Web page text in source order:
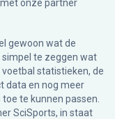
onze partner
gewoon wat de
te zeggen wat
statistieken, de
data en nog meer
te kunnen passen.
SciSports, in staat